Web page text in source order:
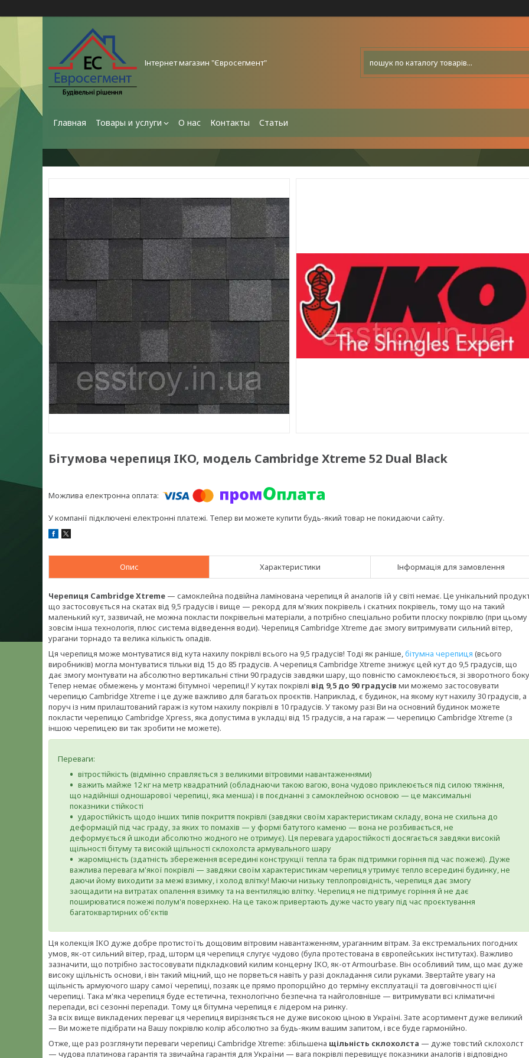
Інтернет магазин "Євросегмент"
Главная Товары и услуги О нас Контакты Статьи
Бітумова черепиця IKO, модель Cambridge Xtreme 52 Dual Black
У компанії підключені електронні платежі. Тепер ви можете купити будь-який товар не покидаючи сайту.
Опис Характеристики Інформація для замовлення
Черепиця Cambridge Xtreme — самоклейна подвійна ламінована черепиця й аналогів їй у світі немає. Це унікальний
що застосовується на скатах від 9,5 градусів і вище — рекорд для м'яких покрівель і скатних покрівель, тому що на такий
маленький кут, зазвичай, не можна покласти покрівельні матеріали, а потрібно спеціально робити плоску покрівлю (при цьому
зовсім інша технологія, плюс система відведення води). Черепиця Cambridge Xtreme дає змогу витримувати сильний вітер,
урагани торнадо та велика кількість опадів.
Ця черепиця може монтуватися від кута нахилу покрівлі всього на 9,5 градусів! Тоді як раніше,бітумна черепиця (всього
виробників) могла монтуватися тільки від 15 до 85 градусів. А черепиця Cambridge Xtreme знижує цей кут до 9,5 градусів, що
дає змогу монтувати на абсолютно вертикальні стіни 90 градусів завдяки шару, що повністю самоклеюється, зі зворотного
Тепер немає обмежень у монтажі бітумної черепиці! У кутах покрівлі від 9,5 до 90 градусів ми можемо застосовувати
черепицю Cambridge Xtreme і це дуже важливо для багатьох проєктів. Наприклад, є будинок, на якому кут нахилу 30 градусів, а
поруч із ним прилаштований гараж із кутом нахилу покрівлі в 10 градусів. У такому разі Ви на основний будинок можете
покласти черепицю Cambridge Xpress, яка допустима в укладці від 15 градусів, а на гараж — черепицю Cambridge Xtreme (з
іншою черепицею ви так зробити не можете).
Переваги:
вітростійкість (відмінно справляється з великими вітровими навантаженнями)
важить майже 12 кг на метр квадратний (обладнаючи такою вагою, вона чудово приклеюється під силою тяжіння,
що надійніші одношарової черепиці, яка менша) і в поєднанні з самоклейною основою — це максимальні
показники стійкості
ударостійкість щодо інших типів покриття покрівлі (завдяки своїм характеристикам складу, вона не схильна до
деформацій під час граду, за яких то помахів — у формі батутого каменю — вона не розбивається, не
деформується й шкоди абсолютно жодного не отримує). Ця перевага ударостійкості досягається завдяки високій
щільності бітуму та високій щільності склохолста армувального шару
жароміцність (здатність збереження всередині конструкції тепла та брак підтримки горіння під час пожежі). Дуже
важлива перевага м'якої покрівлі — завдяки своїм характеристикам черепиця утримує тепло всередині будинку, не
даючи йому виходити за межі взимку, і холод влітку! Маючи низьку теплопровідність, черепиця дає змогу
заощадити на витратах опалення взимку та на вентиляцію влітку. Черепиця не підтримує горіння й не дає
поширюватися пожежі полум'я поверхнею. На це також привертають дуже часто увагу під час проєктування
багатоквартирних об'єктів
Ця колекція IKO дуже добре протистоїть дощовим вітровим навантаженням, ураганним вітрам. За екстремальних погодних
умов, як-от сильний вітер, град, шторм ця черепиця слугує чудово (була протестована в європейських інститутах). Важливо
зазначити, що потрібно застосовувати підкладковий килим концерну IKO, як-от Armourbase. Він особливий тим, що має дуже
високу щільність основи, і він такий міцний, що не порветься навіть у разі докладання сили руками. Звертайте увагу на
щільність армуючого шару самої черепиці, позаяк це прямо пропорційно до терміну експлуатації та довговічності цієї
черепиці. Така м'яка черепиця буде естетична, технологічно безпечна та найголовніше — витримувати всі кліматичні
перепади, всі сезонні перепади. Тому ця бітумна черепиця є лідером на ринку.
За всіх вище викладених переваг ця черепиця вирізняється не дуже високою ціною в Україні. Зате асортимент дуже великий
— Ви можете підібрати на Вашу покрівлю колір абсолютно за будь-яким вашим запитом, і все буде гармонійно.
Отже, ще раз розглянути переваги черепиці Cambridge Xtreme: збільшена щільність склохолста — дуже товстий склохолст
— чудова платинова гарантія та звичайна гарантія для України — вага покрівлі перевищує показники аналогів і відповідно